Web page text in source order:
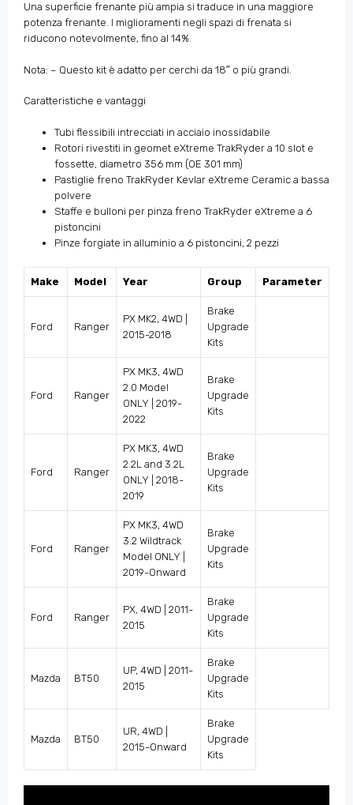
Una superficie frenante più ampia si traduce in una maggiore
potenza frenante. I miglioramenti negli spazi di frenata si
riducono notevolmente, fino al 14%.
Nota: – Questo kit è adatto per cerchi da 18″ o più grandi.
Caratteristiche e vantaggi
Tubi flessibili intrecciati in acciaio inossidabile
Rotori rivestiti in geomet eXtreme TrakRyder a 10 slot e
fossette, diametro 356 mm (OE 301 mm)
Pastiglie freno TrakRyder Kevlar eXtreme Ceramic a bassa
polvere
Staffe e bulloni per pinza freno TrakRyder eXtreme a 6
pistoncini
Pinze forgiate in alluminio a 6 pistoncini, 2 pezzi
Make Model Year Group Parameter
Ford Ranger
PX MK2, 4WD |
2015-2018
Brake
Upgrade
Kits
Ford Ranger
PX MK3, 4WD
2.0 Model
ONLY | 2019-
2022
Brake
Upgrade
Kits
Ford Ranger
PX MK3, 4WD
2.2L and 3.2L
ONLY | 2018-
2019
Brake
Upgrade
Kits
Ford Ranger
PX MK3, 4WD
3.2 Wildtrack
Model ONLY |
2019-Onward
Brake
Upgrade
Kits
Ford Ranger
PX, 4WD | 2011-
2015
Brake
Upgrade
Kits
Mazda BT50
UP, 4WD | 2011-
2015
Brake
Upgrade
Kits
Mazda BT50
UR, 4WD |
2015-Onward
Brake
Upgrade
Kits